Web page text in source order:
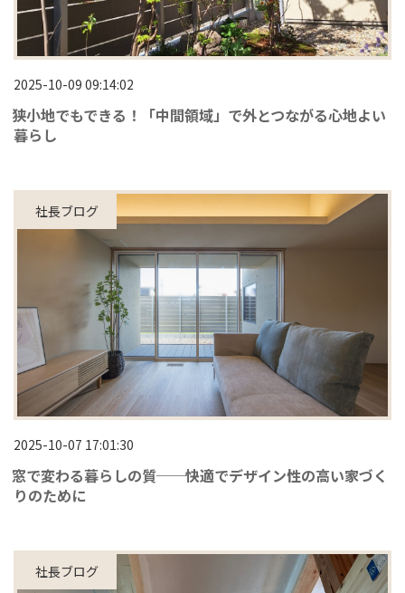
2025-10-09 09:14:02
狭小地でもできる！「中間領域」で外とつながる心地よい
暮らし
社長ブログ
2025-10-07 17:01:30
窓で変わる暮らしの質──快適でデザイン性の高い家づく
りのために
社長ブログ